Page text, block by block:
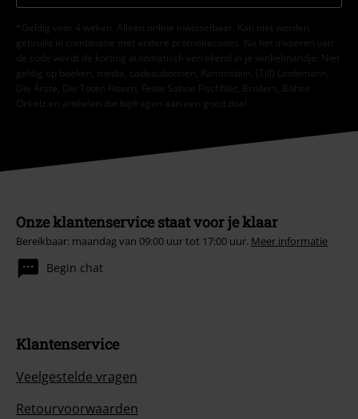
*Geldig voor 4 weken. Alleen online inwisselbaar. Kan niet worden
gebruikt in combinatie met andere promotiecodes. Na het invoeren van
de code wordt de korting automatisch verrekend in je winkelmandje. Niet
geldig op boeken, media, cadeaubonnen, Rammstein, (Till) Lindemann,
Die Ärzte, Die Toten Hosen, Feine Sahne Fischfilet, Broilers, Böhse
Onkelz en artikelen die bijdragen aan een goed doel.
Onze klantenservice staat voor je klaar
Bereikbaar: maandag van 09:00 uur tot 17:00 uur. Meer informatie
Begin chat
Klantenservice
Veelgestelde vragen
Retourvoorwaarden